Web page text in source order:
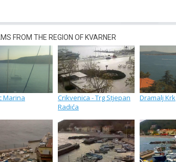
FROM THE REGION OF KVARNER
Marina
Crikvenica - Trg Stjepan
Radića
Dramalj Krk